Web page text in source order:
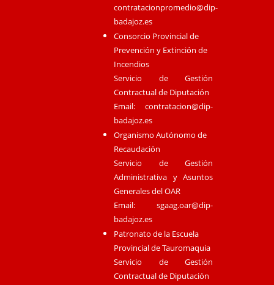
contratacionpromedio@dip-
badajoz.es
Consorcio Provincial de
Prevención y Extinción de
Incendios
Servicio de Gestión
Contractual de Diputación
Email:contratacion@dip-
badajoz.es
Organismo Autónomo de
Recaudación
Servicio de Gestión
Administrativa y Asuntos
Generales del OAR
Email:sgaag.oar@dip-
badajoz.es
Patronato de la Escuela
Provincial de Tauromaquia
Servicio de Gestión
Contractual de Diputación